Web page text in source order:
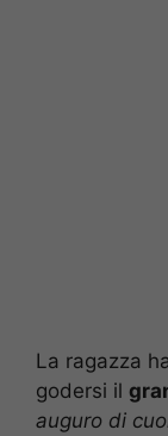
La ragazza
godersi il
auguro di